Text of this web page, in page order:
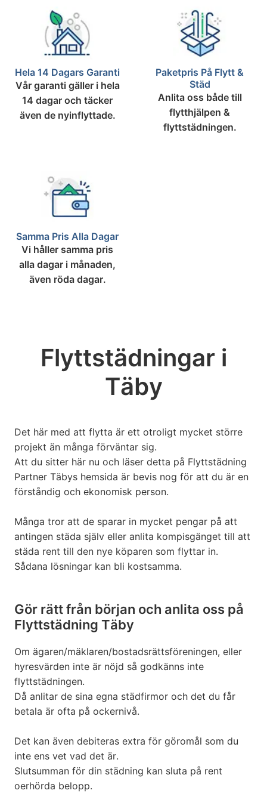
Hela 14 Dagars Garanti
Vår garanti gäller i hela
14 dagar och täcker
även de nyinflyttade.
Paketpris På Flytt &
Städ
Anlita oss både till
flytthjälpen &
flyttstädningen.
Samma Pris Alla Dagar
Vi håller samma pris
alla dagar i månaden,
även röda dagar.
Flyttstädningar i
Täby
Det här med att flytta är ett otroligt mycket större
projekt än många förväntar sig.
Att du sitter här nu och läser detta på Flyttstädning
Partner Täbys hemsida är bevis nog för att du är en
förståndig och ekonomisk person.
Många tror att de sparar in mycket pengar på att
antingen städa själv eller anlita kompisgänget till att
städa rent till den nye köparen som flyttar in.
Sådana lösningar kan bli kostsamma.
Gör rätt från början och anlita oss på
Flyttstädning Täby
Om ägaren/mäklaren/bostadsrättsföreningen, eller
hyresvärden inte är nöjd så godkänns inte
flyttstädningen.
Då anlitar de sina egna städfirmor och det du får
betala är ofta på ockernivå.
Det kan även debiteras extra för göromål som du
inte ens vet vad det är.
Slutsumman för din städning kan sluta på rent
oerhörda belopp.